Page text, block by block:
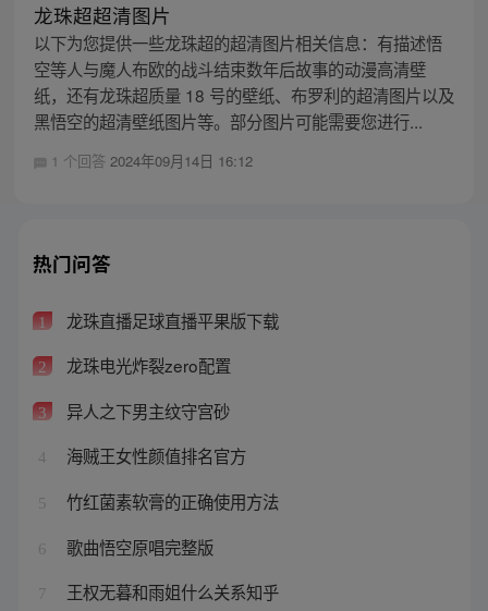
龙珠超超清图片
以下为您提供一些龙珠超的超清图片相关信息：有描述悟
空等人与魔人布欧的战斗结束数年后故事的动漫高清壁
纸，还有龙珠超质量 18 号的壁纸、布罗利的超清图片以及
黑悟空的超清壁纸图片等。部分图片可能需要您进行...
1 个回答 2024年09月14日 16:12
热门问答
1 龙珠直播足球直播平果版下载
2 龙珠电光炸裂zero配置
3 异人之下男主纹守宫砂
4 海贼王女性颜值排名官方
5 竹红菌素软膏的正确使用方法
6 歌曲悟空原唱完整版
7 王权无暮和雨姐什么关系知乎